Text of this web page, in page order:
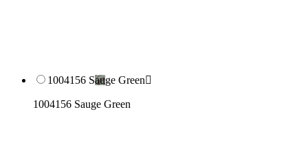
1004156 Sauge Green
1004156 Sauge Green